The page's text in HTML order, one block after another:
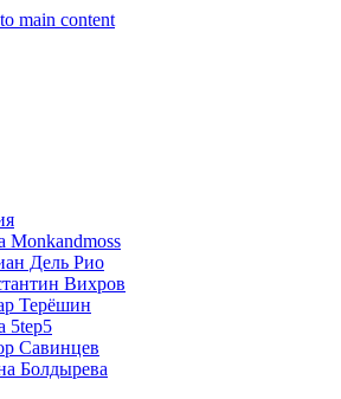
main content
Monkandmoss
Дель Рио
Вихров
Терёшин
5tep5
Савинцев
Болдырева